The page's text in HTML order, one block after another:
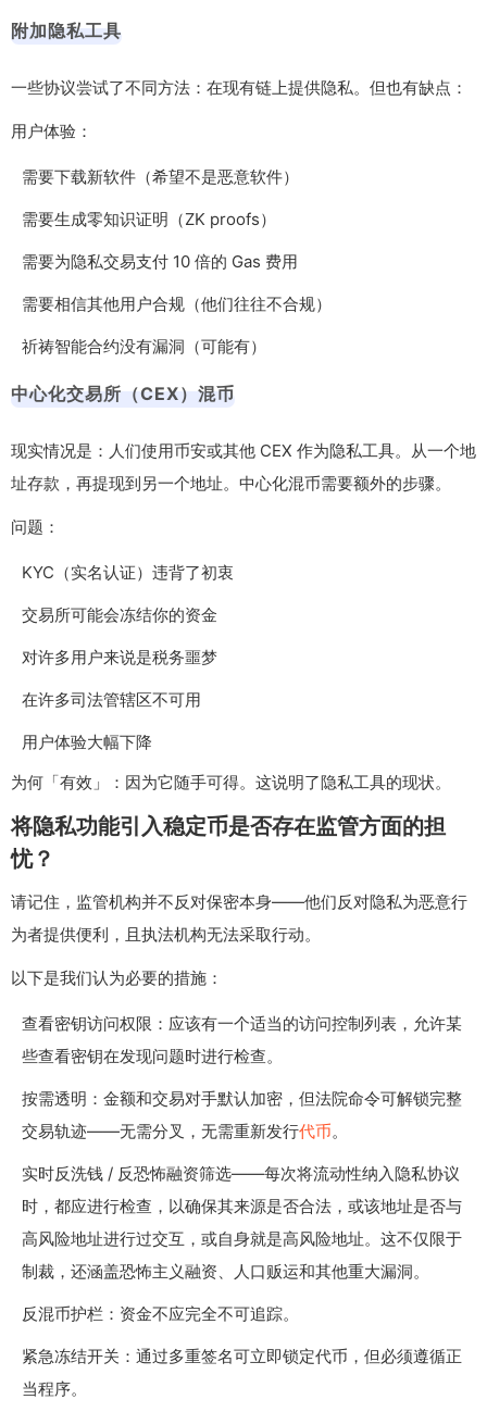
附加隐私工具
一些协议尝试了不同方法：在现有链上提供隐私。但也有缺点：
用户体验：
需要下载新软件（希望不是恶意软件）
需要生成零知识证明（ZK proofs）
需要为隐私交易支付 10 倍的 Gas 费用
需要相信其他用户合规（他们往往不合规）
祈祷智能合约没有漏洞（可能有）
中心化交易所（CEX）混币
现实情况是：人们使用币安或其他 CEX 作为隐私工具。从一个地
址存款，再提现到另一个地址。中心化混币需要额外的步骤。
问题：
KYC（实名认证）违背了初衷
交易所可能会冻结你的资金
对许多用户来说是税务噩梦
在许多司法管辖区不可用
用户体验大幅下降
为何「有效」：因为它随手可得。这说明了隐私工具的现状。
将隐私功能引入稳定币是否存在监管方面的担
忧？
请记住，监管机构并不反对保密本身——他们反对隐私为恶意行
为者提供便利，且执法机构无法采取行动。
以下是我们认为必要的措施：
查看密钥访问权限：应该有一个适当的访问控制列表，允许某
些查看密钥在发现问题时进行检查。
按需透明：金额和交易对手默认加密，但法院命令可解锁完整
交易轨迹——无需分叉，无需重新发行代币。
实时反洗钱 / 反恐怖融资筛选——每次将流动性纳入隐私协议
时，都应进行检查，以确保其来源是否合法，或该地址是否与
高风险地址进行过交互，或自身就是高风险地址。这不仅限于
制裁，还涵盖恐怖主义融资、人口贩运和其他重大漏洞。
反混币护栏：资金不应完全不可追踪。
紧急冻结开关：通过多重签名可立即锁定代币，但必须遵循正
当程序。